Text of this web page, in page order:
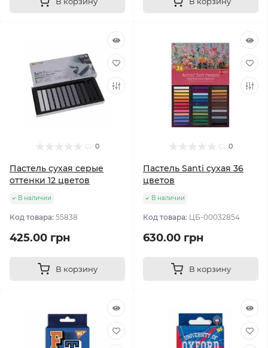
0
Пастель сухая серые
оттенки 12 цветов
В наличии
Код товара: 55838
425.00 грн
В корзину
0
Пастель Santi сухая 36
цветов
В наличии
Код товара: ЦБ-00032854
630.00 грн
В корзину